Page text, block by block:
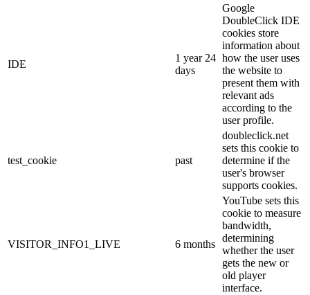
IDE
1 year 24
days
Google
DoubleClick IDE
cookies store
information about
how the user uses
the website to
present them with
relevant ads
according to the
user profile.
test_cookie past
doubleclick.net
sets this cookie to
determine if the
user's browser
supports cookies.
VISITOR_INFO1_LIVE 6 months
YouTube sets this
cookie to measure
bandwidth,
determining
whether the user
gets the new or
old player
interface.